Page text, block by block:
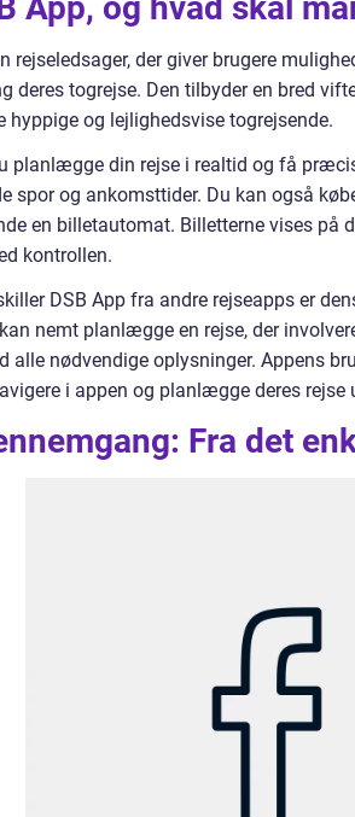
rejseledsager, der giver brugere
deres togrejse. Den tilbyder en bred
hyppige og lejlighedsvise togrejsende.
planlægge din rejse i realtid og få
spor og ankomsttider. Du kan også
en billetautomat. Billetterne vises på
kontrollen.
DSB App fra andre rejseapps er
nemt planlægge en rejse, der
alle nødvendige oplysninger. Appens
i appen og planlægge deres rejse
Fra det